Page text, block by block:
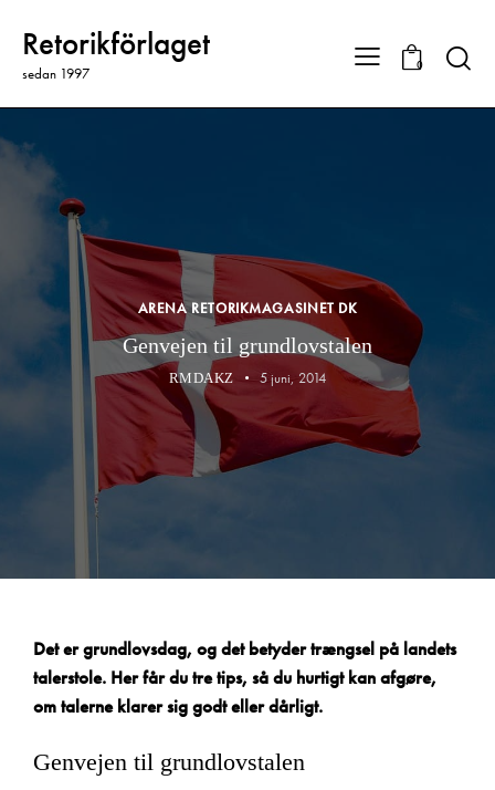
Retorikförlaget
sedan 1997 0
ARENA RETORIKMAGASINET DK
Genvejen til grundlovstalen
RMDAKZ 5 juni, 2014
Det er grundlovsdag, og det betyder trængsel på landets
talerstole. Her får du tre tips, så du hurtigt kan afgøre,
om talerne klarer sig godt eller dårligt.
Genvejen til grundlovstalen